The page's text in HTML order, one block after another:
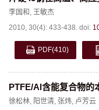
李国和 , 王敏杰
2010, 30(4): 433-438. doi:
PDF(410)
PTFE/Al含能复合物的
徐松林, 阳世清, 张炜, 卢芳云